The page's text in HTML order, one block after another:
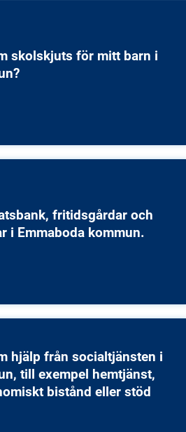
skolskjuts för mitt barn i
fritidsgårdar och
i Emmaboda kommun.
hjälp från socialtjänsten i
till exempel hemtjänst,
bistånd eller stöd